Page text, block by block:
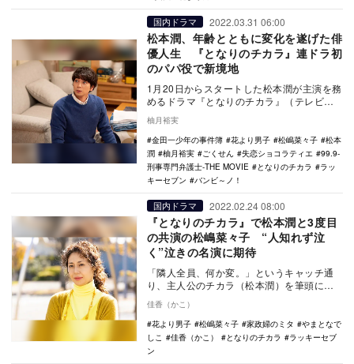
国内ドラマ 2022.03.31 06:00
松本潤、年齢とともに変化を遂げた俳
優人生 『となりのチカラ』連ドラ初
のパパ役で新境地
1月20日からスタートした松本潤が主演を務
めるドラマ『となりのチカラ』（テレビ朝
日系）が3月31日にいよいよ最終回を迎え
る。 …
柚月裕実
金田一少年の事件簿
花より男子 松嶋菜々子
松本
潤
柚月裕実 ごくせん 失恋ショコラティエ
99.9-
刑事専門弁護士-THE MOVIE
となりのチカラ
ラッ
キーセブン
バンビ～ノ！
国内ドラマ 2022.02.24 08:00
『となりのチカラ』で松本潤と3度目
の共演の松嶋菜々子 “人知れず泣
く”泣きの名演に期待
「隣人全員、何か変。」というキャッチ通
り、主人公のチカラ（松本潤）を筆頭にど
こか風変わりで、悩みや秘密を抱えた隣人
たちが次々登場…
佳香（かこ）
花より男子
松嶋菜々子 家政婦のミタ
やまとなで
しこ
佳香（かこ） となりのチカラ
ラッキーセブ
ン